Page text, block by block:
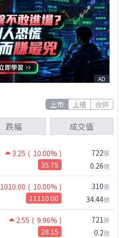
AD
上市 上櫃 合併
跌幅 成交值
3.25 ( 10.00% )
35.75
722張
0.26億
1010.00 ( 10.00% )
11110.00
310張
34.44億
2.55 ( 9.96% )
28.15
721張
0.2億